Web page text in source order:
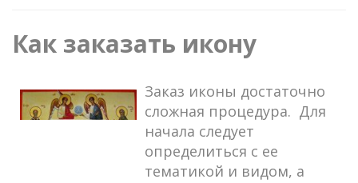
Как заказать икону
Заказ иконы достаточно
сложная процедура. Для
начала следует
определиться с ее
тематикой и видом, а